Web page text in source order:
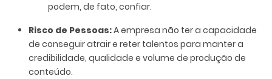
podem, de fato, confiar.
Risco de Pessoas:A empresa não ter a capacidade
de conseguir atrair e reter talentos para manter a
credibilidade, qualidade e volume de produção de
conteúdo.